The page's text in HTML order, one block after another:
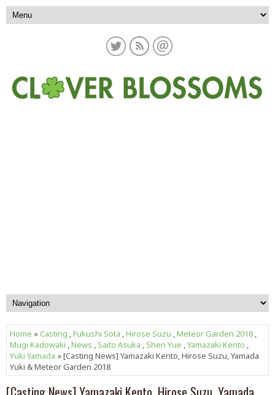
Home »Casting ,Fukushi Sota ,Hirose Suzu ,Meteor Garden 2018 ,
Mugi Kadowaki ,News , Saito Asuka , Shen Yue ,Yamazaki Kento ,
Yuki Yamada » [Casting News] Yamazaki Kento, Hirose Suzu, Yamada
Yuki & Meteor Garden 2018